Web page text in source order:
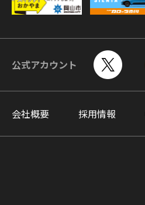
公式アカウント
会社概要 採用情報